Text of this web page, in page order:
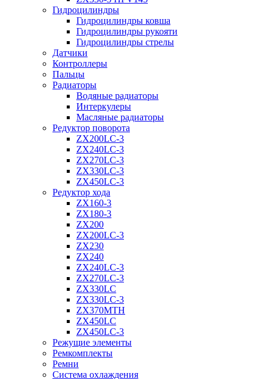
Гидроцилиндры
Гидроцилиндры ковша
Гидроцилиндры рукояти
Гидроцилиндры стрелы
Датчики
Контроллеры
Пальцы
Радиаторы
Водяные радиаторы
Интеркулеры
Масляные радиаторы
Редуктор поворота
ZX200LC-3
ZX240LC-3
ZX270LC-3
ZX330LC-3
ZX450LC-3
Редуктор хода
ZX160-3
ZX180-3
ZX200
ZX200LC-3
ZX230
ZX240
ZX240LC-3
ZX270LC-3
ZX330LC
ZX330LC-3
ZX370MTH
ZX450LC
ZX450LC-3
Режущие элементы
Ремкомплекты
Ремни
Система охлаждения